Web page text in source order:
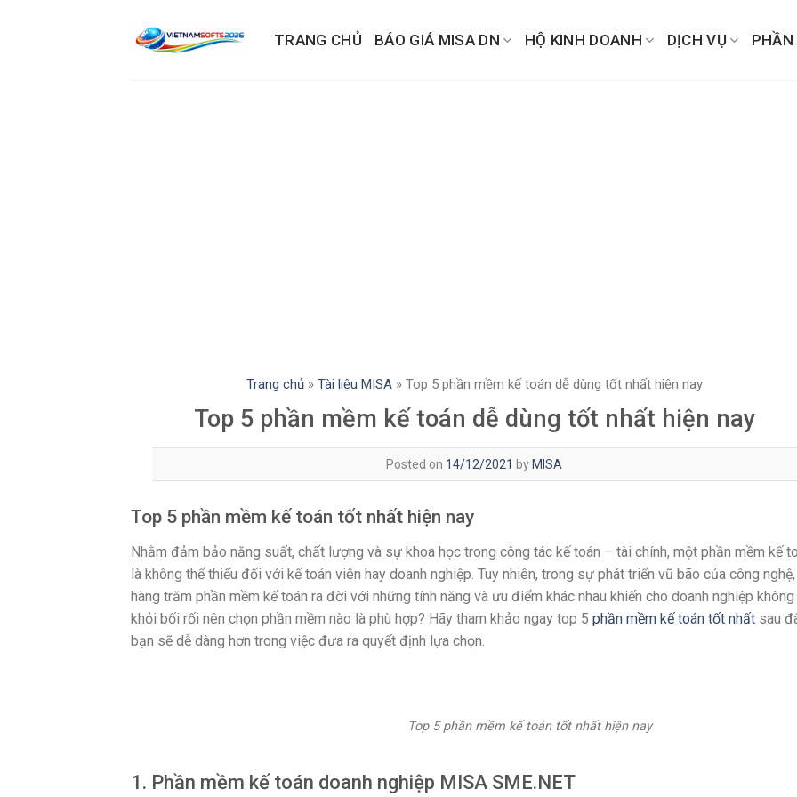
TRANG CHỦ BÁO GIÁ MISA DN HỘ KINH DOANH DỊCH VỤ
Trang chủ» Tài liệu MISA» Top 5 phần mềm kế toán dễ dùng tốt nhất hiện nay
Top 5 phần mềm kế toán dễ dùng tốt nhất hiện nay
Posted on 14/12/2021 byMISA
Top 5 phần mềm kế toán tốt nhất hiện nay
Nhằm đảm bảo năng suất, chất lượng và sự khoa học trong công tác kế toán – tài chính, một phần mềm kế
là không thể thiếu đối với kế toán viên hay doanh nghiệp. Tuy nhiên, trong sự phát triển vũ bão của công nghệ,
hàng trăm phần mềm kế toán ra đời với những tính năng và ưu điểm khác nhau khiến cho doanh nghiệp không
khỏi bối rối nên chọn phần mềm nào là phù hợp? Hãy tham khảo ngay top 5 phần mềm kế toán tốt nhất sau
bạn sẽ dễ dàng hơn trong việc đưa ra quyết định lựa chọn.
Top 5 phần mềm kế toán tốt nhất hiện nay
1. Phần mềm kế toán doanh nghiệp MISA SME.NET